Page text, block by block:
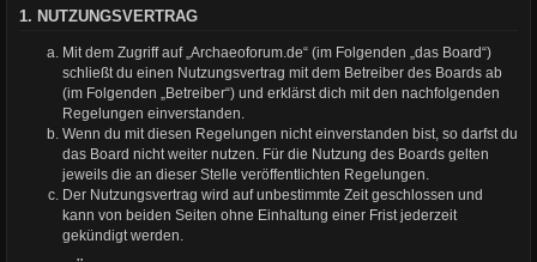
1. NUTZUNGSVERTRAG
Mit dem Zugriff auf „Archaeoforum.de“ (im Folgenden „das Board“)
schließt du einen Nutzungsvertrag mit dem Betreiber des Boards ab
(im Folgenden „Betreiber“) und erklärst dich mit den nachfolgenden
Regelungen einverstanden.
Wenn du mit diesen Regelungen nicht einverstanden bist, so darfst du
das Board nicht weiter nutzen. Für die Nutzung des Boards gelten
jeweils die an dieser Stelle veröffentlichten Regelungen.
Der Nutzungsvertrag wird auf unbestimmte Zeit geschlossen und
kann von beiden Seiten ohne Einhaltung einer Frist jederzeit
gekündigt werden.